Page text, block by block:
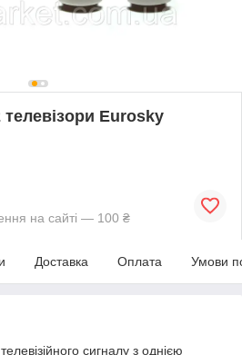
Eurosky
на сайті — 100 ₴
Доставка Оплата Умови
сигналу з однією